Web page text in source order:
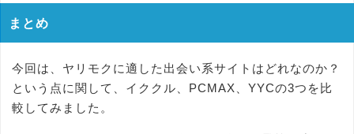
まとめ
今回は、ヤリモクに適した出会い系サイトはどれなのか？
という点に関して、イククル、PCMAX、YYCの3つを比
較してみました。